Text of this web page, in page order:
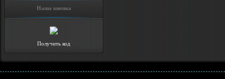
Наша кнопка
Получить код